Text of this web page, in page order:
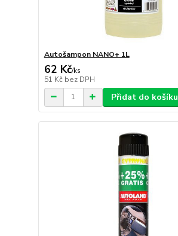
Autošampon NANO+ 1L
62 Kč/ks
51 Kč bez DPH
Přidat do košíku